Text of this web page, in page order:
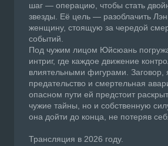
шаг — операцию, чтобы стать
звезды. Её цель — разоблачить
женщину, стоящую за чередой
событий.
Под чужим лицом Юйсюань
интриг, где каждое движение
влиятельными фигурами. Заговор,
предательство и смертельная
опасном пути ей предстоит
чужие тайны, но и собственную
она дойти до конца, не потеряв
Трансляция в 2026 году.